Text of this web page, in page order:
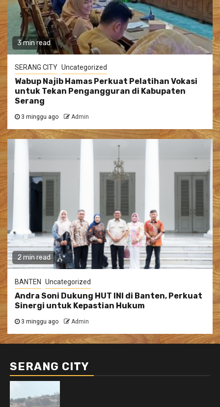
3 min read
SERANG CITY Uncategorized
Wabup Najib Hamas Perkuat Pelatihan Vokasi
untuk Tekan Pengangguran di Kabupaten
Serang
3 minggu ago Admin
2 min read
BANTEN Uncategorized
Andra Soni Dukung HUT INI di Banten, Perkuat
Sinergi untuk Kepastian Hukum
3 minggu ago Admin
SERANG CITY